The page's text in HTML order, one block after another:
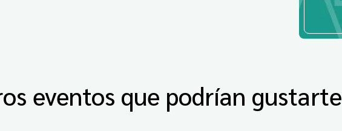
eventos que podrían gustarte